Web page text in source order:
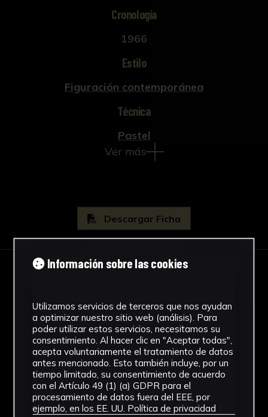
Cronología
1966
Estilo
Figuración contemporánea
Técnica
Pastel
Ver más
Descargar Ficha
Información sobre las cookies
Utilizamos servicios de terceros que nos ayudan
a optimizar nuestro sitio web (análisis). Para
poder utilizar estos servicios, necesitamos su
consentimiento. Al hacer clic en "Aceptar todas",
acepta voluntariamente el tratamiento de datos
antes mencionado. Esto también incluye, por un
tiempo limitado, su consentimiento de acuerdo
con el Artículo 49 (1) (a) GDPR para el
procesamiento de datos fuera del EEE, por
ejemplo, en los EE. UU. Política de privacidad